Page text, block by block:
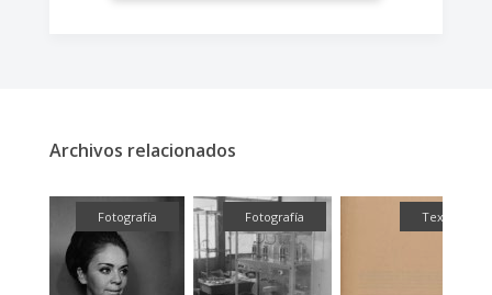
Archivos relacionados
Fotografía Fotografía Textual